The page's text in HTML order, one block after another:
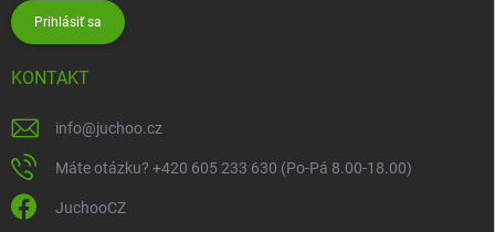
Prihlásiť sa
KONTAKT
info@juchoo.cz
Máte otázku? +420 605 233 630 (Po-Pá 8.00-18.00)
JuchooCZ